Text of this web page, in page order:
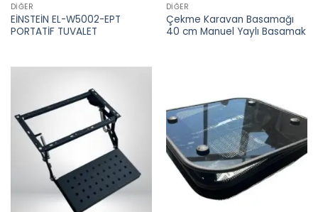
DIĞER
EİNSTEİN EL-W5002-EPT
PORTATİF TUVALET
DIĞER
Çekme Karavan Basamağı
40 cm Manuel Yaylı Basamak